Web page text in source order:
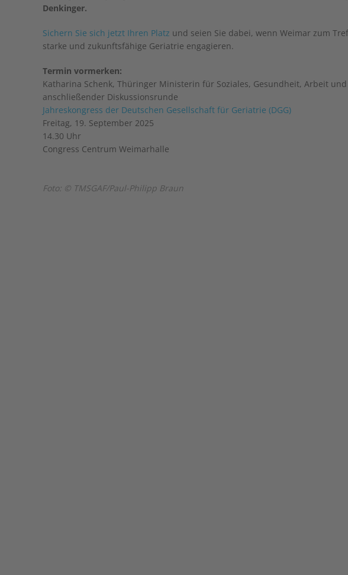
Denkinger.
Sichern Sie sich jetzt Ihren Platz und seien Sie dabei, wenn Weimar zum
starke und zukunftsfähige Geriatrie engagieren.
Termin vormerken:
Katharina Schenk, Thüringer Ministerin für Soziales, Gesundheit, Arbeit
anschließender Diskussionsrunde
Jahreskongress der Deutschen Gesellschaft für Geriatrie (DGG)
Freitag, 19. September 2025
14.30 Uhr
Congress Centrum Weimarhalle
Foto: © TMSGAF/Paul-Philipp Braun